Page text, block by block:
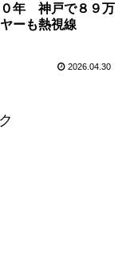
０年 神戸で８９万
ーも熱視線
2026.04.30